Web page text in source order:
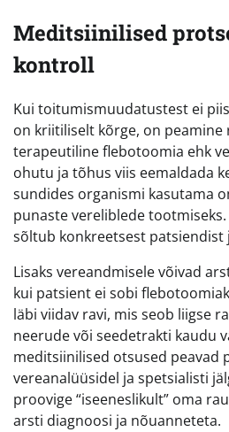
Meditsiinilised
kontroll
Kui toitumismuudatustest ei
on kriitiliselt kõrge, on peamine
terapeutiline flebotoomia ehk
ohutu ja tõhus viis eemaldada
sundides organismi kasutama
punaste vereliblede
sõltub konkreetsest patsiendist
Lisaks vereandmisele võivad
kui patsient ei sobi
läbi viidav ravi, mis seob liigse
neerude või seedetrakti kaudu
meditsiinilised otsused peavad
vereanalüüsidel ja spetsialisti
proovige “iseeneslikult” oma
arsti diagnoosi ja nõuanneteta.